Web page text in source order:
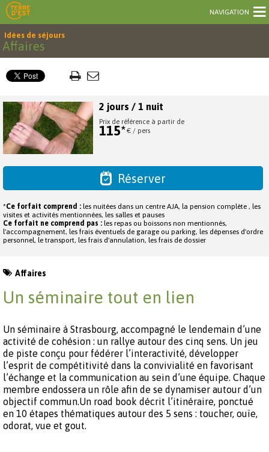
NAVIGATION
Idées de séjours
Affaires
2 jours / 1 nuit
Prix de référence à partir de
115*€ / pers
Réserver
*Ce forfait comprend : les nuitées dans un centre AJA, la pension complète , les
visites et activités mentionnées, les salles et pauses
Ce forfait ne comprend pas : les repas ou boissons non mentionnés,
l'accompagnement, les frais éventuels de garage ou parking, les dépenses d'ordre
personnel, le transport, les frais d'annulation, les frais de dossier
Affaires
Un séminaire tout en lien
Un séminaire à Strasbourg, accompagné le lendemain d’une
activité de cohésion : un rallye autour des cinq sens. Un jeu
de piste conçu pour fédérer l’interactivité, développer
l’esprit de compétitivité dans la convivialité en favorisant
l’échange et la communication au sein d’une équipe. Chaque
membre endossera un rôle afin de se dynamiser autour d’un
objectif commun.Un road book décrit l’itinéraire, ponctué
en 10 étapes thématiques autour des 5 sens : toucher, ouïe,
odorat, vue et gout.